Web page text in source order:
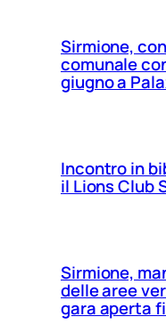
Sirmione,
comunale
giugno a
Incontro in
il Lions Club
Sirmione,
delle aree
gara aperta